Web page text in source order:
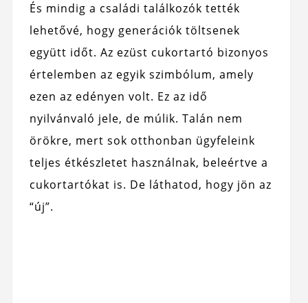
És mindig a családi találkozók tették
lehetővé, hogy generációk töltsenek
együtt időt. Az ezüst cukortartó bizonyos
értelemben az egyik szimbólum, amely
ezen az edényen volt. Ez az idő
nyilvánvaló jele, de múlik. Talán nem
örökre, mert sok otthonban ügyfeleink
teljes étkészletet használnak, beleértve a
cukortartókat is. De láthatod, hogy jön az
“új”.